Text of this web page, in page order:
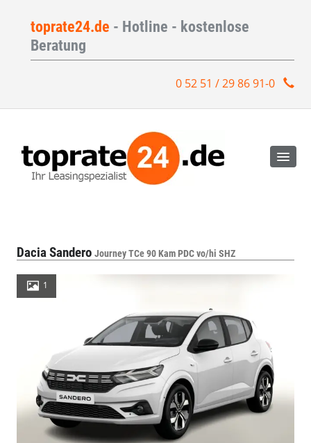
toprate24.de - Hotline - kostenlose
Beratung
0 52 51 / 29 86 91-0
Dacia Sandero Journey TCe 90 Kam PDC vo/hi SHZ
1